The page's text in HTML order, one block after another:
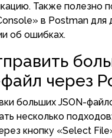
Также полезно
в Postman для
об ошибках.
через
больших JSON-
несколько
кнопку «Select